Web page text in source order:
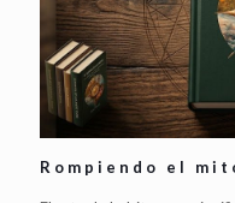
Rompiendo el